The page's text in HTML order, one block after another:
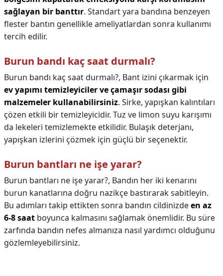
sağlayan bir banttır. Standart yara bandına benzeyen
flester bantın genellikle ameliyatlardan sonra kullanımı
tercih edilir.
Burun bandı kaç saat durmalı?
Burun bandı kaç saat durmalı?, Bant izini çıkarmak için
ev yapımı temizleyiciler ve çamaşır sodası gibi
malzemeler kullanabilirsiniz. Sirke, yapışkan kalıntıları
çözen etkili bir temizleyicidir. Tuz ve limon suyu karışımı
da lekeleri temizlemekte etkilidir. Bulaşık deterjanı,
yapışkan izlerini çözmek için güçlü bir seçenektir.
Burun bantları ne işe yarar?
Burun bantları ne işe yarar?, Bandın her iki kenarını
burun kanatlarına doğru nazikçe bastırarak sabitleyin.
Bu adımları takip ettikten sonra bandın cildinizdeen az
6-8 saat boyunca kalmasını sağlamak önemlidir. Bu süre
zarfında bandın nefes almanıza nasıl yardımcı olduğunu
gözlemleyebilirsiniz.